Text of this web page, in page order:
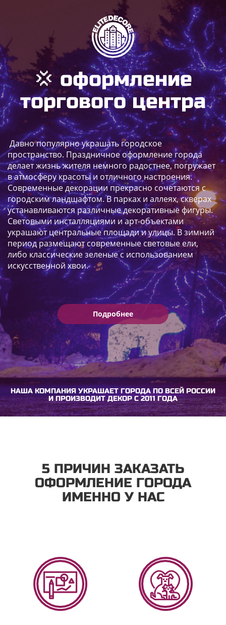
💢 оформление
торгового центра
Давно популярно украшать городское
пространство. Праздничное оформление города
делает жизнь жителя немного радостнее, погружает
в атмосферу красоты и отличного настроения.
Современные декорации прекрасно сочетаются с
городским ландшафтом. В парках и аллеях, скверах
устанавливаются различные декоративные фигуры.
Световыми инсталляциями и арт-объектами
украшают центральные площади и улицы. В зимний
период размещают современные световые ели,
либо классические зеленые с использованием
искусственной хвои.
Подробнее
НАША КОМПАНИЯ УКРАШАЕТ ГОРОДА ПО ВСЕЙ РОССИИ
И ПРОИЗВОДИТ ДЕКОР С 2011 ГОДА
5 ПРИЧИН ЗАКАЗАТЬ
ОФОРМЛЕНИЕ ГОРОДА
ИМЕННО У НАС